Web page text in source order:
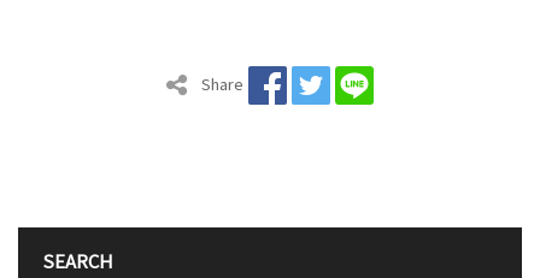
Share
SEARCH